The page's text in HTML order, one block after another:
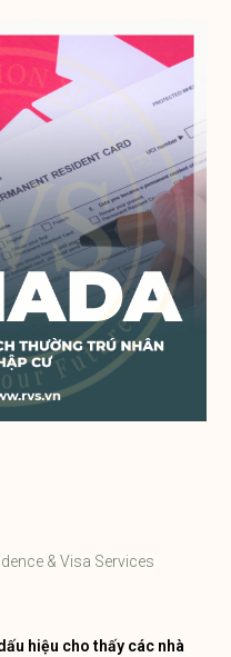
& Visa Services
hiệu cho thấy các nhà